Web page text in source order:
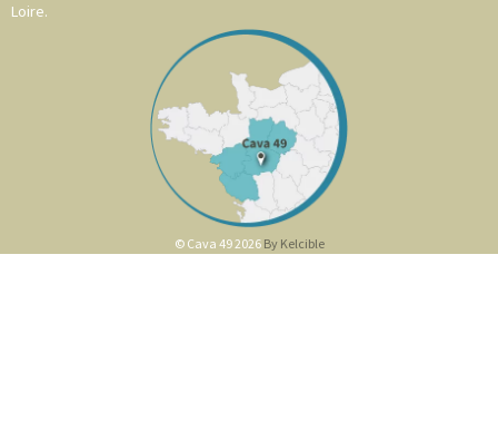
Loire.
© Cava 49 2026 By Kelcible